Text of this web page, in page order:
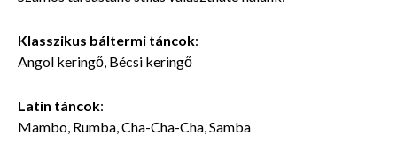
Klasszikus báltermi táncok:
Angol keringő, Bécsi keringő
Latin táncok:
Mambo, Rumba, Cha-Cha-Cha, Samba